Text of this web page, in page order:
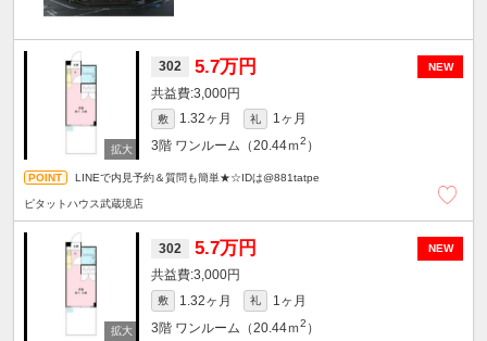
NEW
302 5.7万円
3,000円
敷 1.32ヶ月 礼
1ヶ月
3階 ワンルーム（20.44ｍ2 ）
LINEで内見予約＆質問も簡単★☆IDは@881tatpe
ピタットハウス武蔵境店
NEW
302 5.7万円
3,000円
敷 1.32ヶ月 礼
1ヶ月
3階 ワンルーム（20.44ｍ2 ）